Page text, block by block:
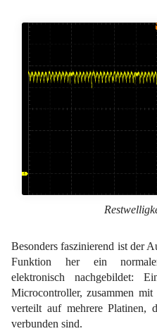
Besonders faszinierend ist der
Funktion her ein
elektronisch nachgebildet:
Microcontroller, zusammen mit
verteilt auf mehrere Platinen,
verbunden sind.